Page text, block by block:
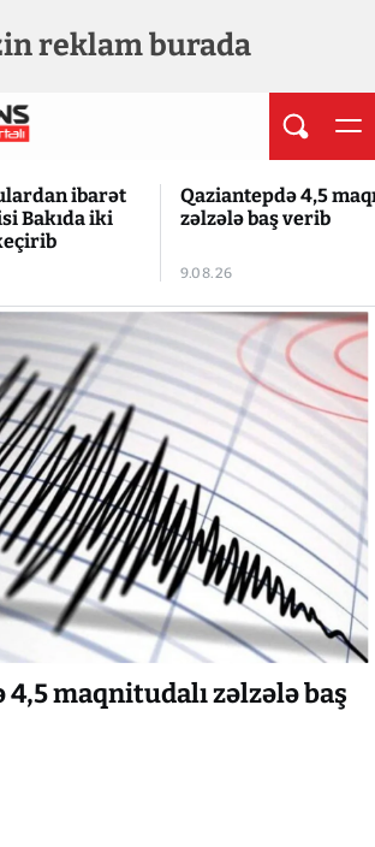
reklam burada
ibarət
Bakıda iki
Qaziantepdə 4,5
zəlzələ baş verib
9.08.26
"Patriot" istehsalı
çəkə bilər